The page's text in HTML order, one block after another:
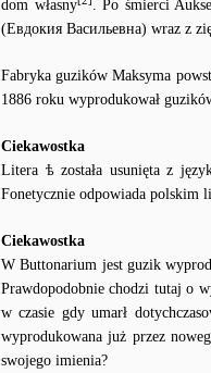
dom własny
. Po śmierci
(Евдокия Васильевна) wraz z
Fabryka guzików Maksyma
1886 roku wyprodukował
Ciekawostka
Litera ѣ została usunięta z
Fonetycznie odpowiada polskim
Ciekawostka
W Buttonarium jest guzik
Prawdopodobnie chodzi tutaj o
w czasie gdy umarł
wyprodukowana już przez
swojego imienia?